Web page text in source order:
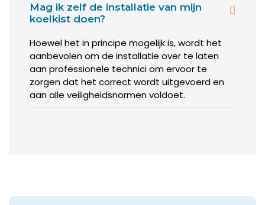
Mag ik zelf de installatie van mijn
koelkist doen?
Hoewel het in principe mogelijk is, wordt het
aanbevolen om de installatie over te laten
aan professionele technici om ervoor te
zorgen dat het correct wordt uitgevoerd en
aan alle veiligheidsnormen voldoet.